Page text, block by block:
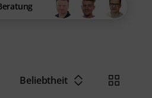
Beliebtheit